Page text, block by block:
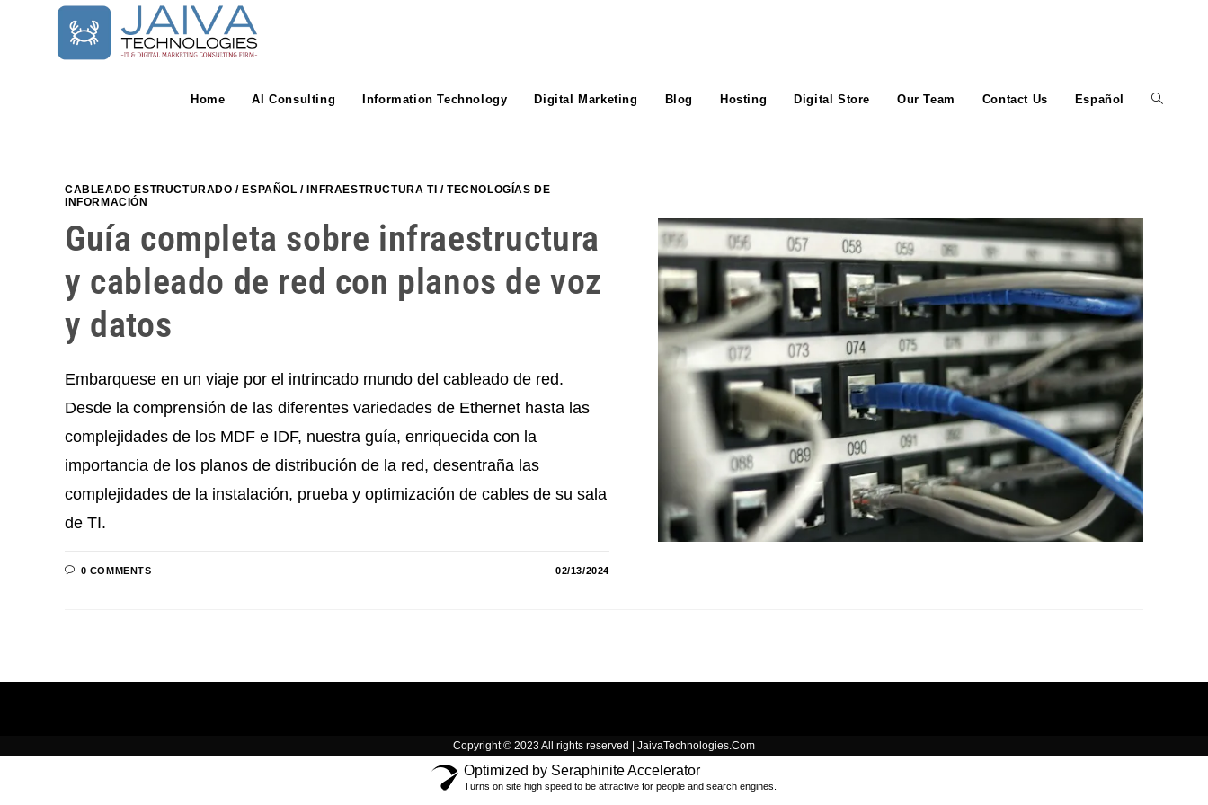
Home AI Consulting Information Technology Digital Marketing Blog Hosting Digital Store Our Team Contact Us Español Toggle
CABLEADO ESTRUCTURADO / ESPAÑOL / INFRAESTRUCTURA TI /TECNOLOGÍAS DE
INFORMACIÓN
Guía completa sobre infraestructura
y cableado de red con planos de voz
y datos
Embarquese en un viaje por el intrincado mundo del cableado de red.
Desde la comprensión de las diferentes variedades de Ethernet hasta las
complejidades de los MDF e IDF, nuestra guía, enriquecida con la
importancia de los planos de distribución de la red, desentraña las
complejidades de la instalación, prueba y optimización de cables de su sala
de TI.
0 COMMENTS 02/13/2024
Copyright © 2023 All rights reserved | JaivaTechnologies.Com
Optimized by Seraphinite Accelerator
Turns on site high speed to be attractive for people and search engines.